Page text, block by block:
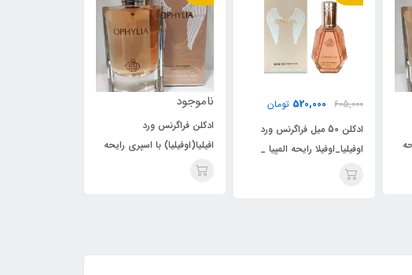
ورد
_
ناموجود
ادکلن فراگرنس ورد
افیلیا(اوفیلیا) با اسپری رایحه
605,000
ادکلن 50 میل فراگرنس ورد
اوفیلیا_اوفیلا رایحه المپیا _